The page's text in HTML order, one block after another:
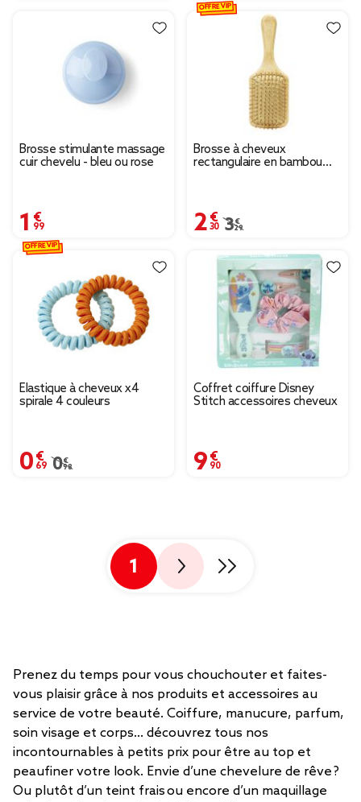
Brosse stimulante massage
cuir chevelu - bleu ou rose
1,99 €
Brosse à cheveux
rectangulaire en bambou
2,30 €
Prix remisé de 3,29 €
3,29 €
OFFRE VIP
Élastique à cheveux x4
spirale 4 couleurs
0,69 €
Prix remisé de 0,98 € à 0,69 €
0,98 €
OFFRE VIP
Coffret coiffure Disney
Stitch accessoires cheveux
9,90 €
1
Prenez du temps pour vous chouchouter et faites-
vous plaisir grâce à nos produits et accessoires au
service de votre beauté. Coiffure, manucure, parfum,
soin visage et corps… découvrez tous nos
incontournables à petits prix pour être au top et
peaufiner votre look. Envie d’une chevelure de rêve ?
Ou plutôt d’un teint frais ou encore d’un maquillage